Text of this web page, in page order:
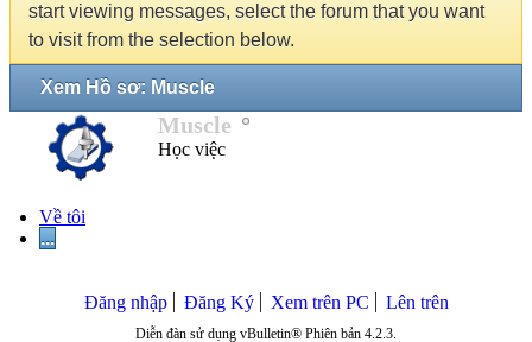
start viewing messages, select the forum that you want
to visit from the selection below.
Xem Hồ sơ: Muscle
Muscle
Học việc
Về tôi
...
Đăng nhập Đăng Ký Xem trên PC Lên trên
Diễn đàn sử dụng vBulletin® Phiên bản 4.2.3.